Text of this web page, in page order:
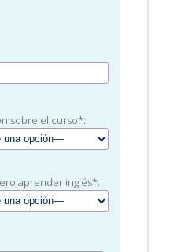
sobre el curso*:
aprender inglés*: